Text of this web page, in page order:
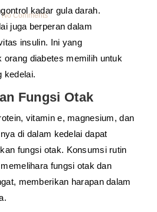
No Comments
kadar gula darah.
juga berperan dalam
insulin. Ini yang
orang diabetes memilih untuk
kedelai.
Fungsi Otak
vitamin e, magnesium, dan
di dalam kedelai dapat
fungsi otak. Konsumsi rutin
fungsi otak dan
memberikan harapan dalam